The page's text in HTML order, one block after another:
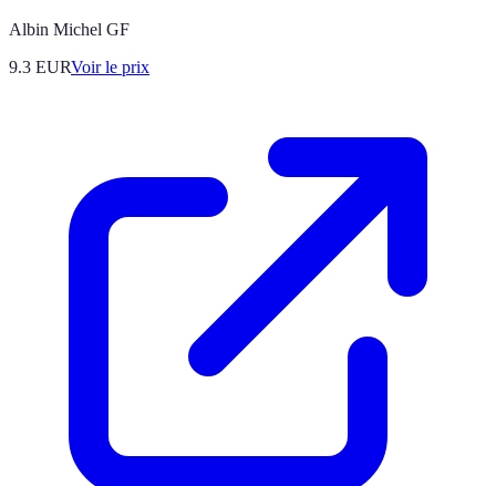
Albin Michel GF
9.3 EURVoir le prix